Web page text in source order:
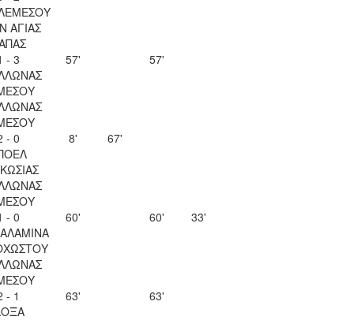
ΑΓΙΑΣ
- 3
57' 57'
- 0
8' 67'
- 0
60' 60' 33'
- 1
63' 63'